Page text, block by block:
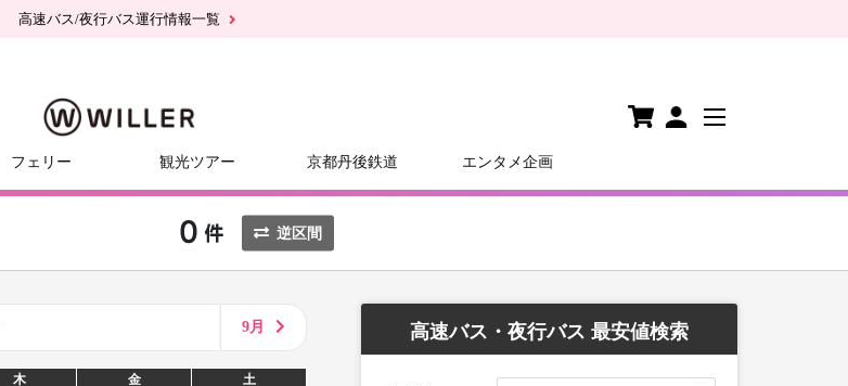
高速バス/夜行バス運行情報一覧
フェリー 観光ツアー 京都丹後鉄道 エンタメ企画
逆区間
9月
木 金 土
高速バス・夜行バス 最安値検索